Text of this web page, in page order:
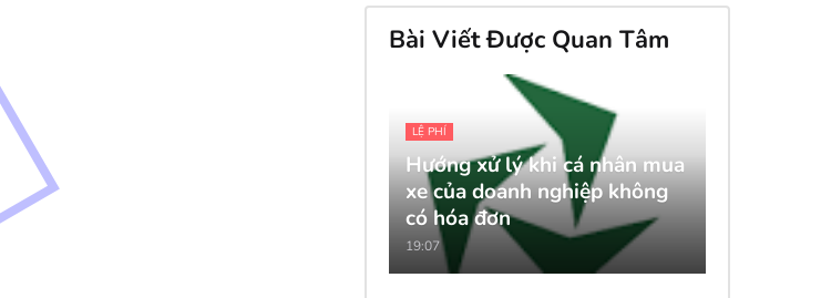
Bài Viết Được Quan Tâm
LỆ PHÍ
Hướng xử lý khi cá nhân mua
xe của doanh nghiệp không
có hóa đơn
19:07